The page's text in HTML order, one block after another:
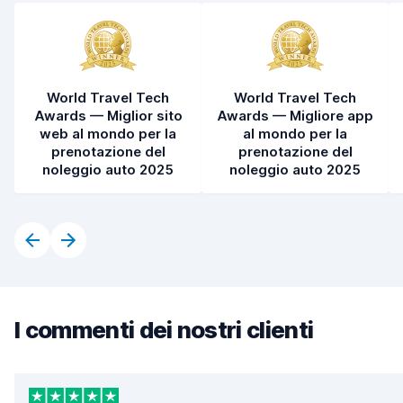
World Travel Tech
Awards — Miglior sito
web al mondo per la
prenotazione del
noleggio auto 2025
World Travel Tech
Awards — Migliore app
al mondo per la
prenotazione del
noleggio auto 2025
I commenti dei nostri clienti